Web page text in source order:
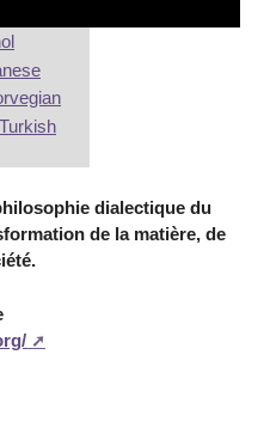
dialectique du
de la matière, de